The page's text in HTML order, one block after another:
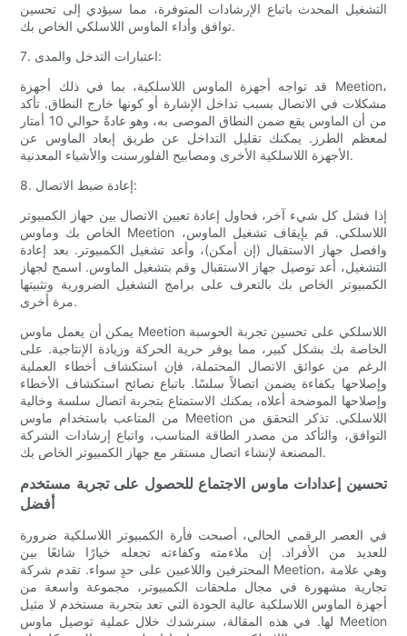
التشغيل المحدث باتباع الإرشادات المتوفرة، مما سيؤدي إلى تحسين
توافق وأداء الماوس اللاسلكي الخاص بك.
7. اعتبارات التدخل والمدى:
قد تواجه أجهزة الماوس اللاسلكية، بما في ذلك أجهزة Meetion،
مشكلات في الاتصال بسبب تداخل الإشارة أو كونها خارج النطاق. تأكد
من أن الماوس يقع ضمن النطاق الموصى به، وهو عادةً حوالي 10 أمتار
لمعظم الطرز. يمكنك تقليل التداخل عن طريق إبعاد الماوس عن
الأجهزة اللاسلكية الأخرى ومصابيح الفلورسنت والأشياء المعدنية.
8. إعادة ضبط الاتصال:
إذا فشل كل شيء آخر، فحاول إعادة تعيين الاتصال بين جهاز الكمبيوتر
الخاص بك وماوس Meetion اللاسلكي. قم بإيقاف تشغيل الماوس،
وافصل جهاز الاستقبال (إن أمكن)، وأعد تشغيل الكمبيوتر. بعد إعادة
التشغيل، أعد توصيل جهاز الاستقبال وقم بتشغيل الماوس. اسمح لجهاز
الكمبيوتر الخاص بك بالتعرف على برامج التشغيل الضرورية وتثبيتها
مرة أخرى.
يمكن أن يعمل ماوس Meetion اللاسلكي على تحسين تجربة الحوسبة
الخاصة بك بشكل كبير، مما يوفر حرية الحركة وزيادة الإنتاجية. على
الرغم من عوائق الاتصال المحتملة، فإن استكشاف أخطاء العملية
وإصلاحها بكفاءة يضمن اتصالاً سلسًا. باتباع نصائح استكشاف الأخطاء
وإصلاحها الموضحة أعلاه، يمكنك الاستمتاع بتجربة اتصال سلسة وخالية
من المتاعب باستخدام ماوس Meetion اللاسلكي. تذكر التحقق من
التوافق، والتأكد من مصدر الطاقة المناسب، واتباع إرشادات الشركة
المصنعة لإنشاء اتصال مستقر مع جهاز الكمبيوتر الخاص بك.
تحسين إعدادات ماوس الاجتماع للحصول على تجربة مستخدم
أفضل
في العصر الرقمي الحالي، أصبحت فأرة الكمبيوتر اللاسلكية ضرورة
للعديد من الأفراد. إن ملاءمته وكفاءته تجعله خيارًا شائعًا بين
المحترفين واللاعبين على حدٍ سواء. تقدم شركة Meetion، وهي علامة
تجارية مشهورة في مجال ملحقات الكمبيوتر، مجموعة واسعة من
أجهزة الماوس اللاسلكية عالية الجودة التي تعد بتجربة مستخدم لا مثيل
لها. في هذه المقالة، سنرشدك خلال عملية توصيل ماوس Meetion